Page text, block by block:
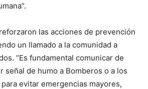
las acciones de prevención
un llamado a la comunidad a
“Es fundamental comunicar de
señal de humo a Bomberos o a los
evitar emergencias mayores,